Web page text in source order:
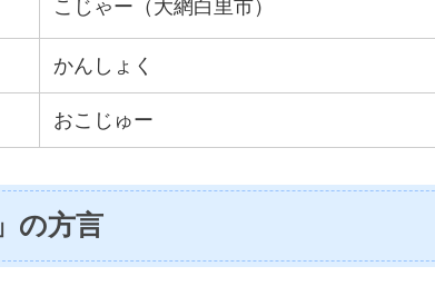
こじゃー（大網白里市）
かんしょく
おこじゅー
の方言